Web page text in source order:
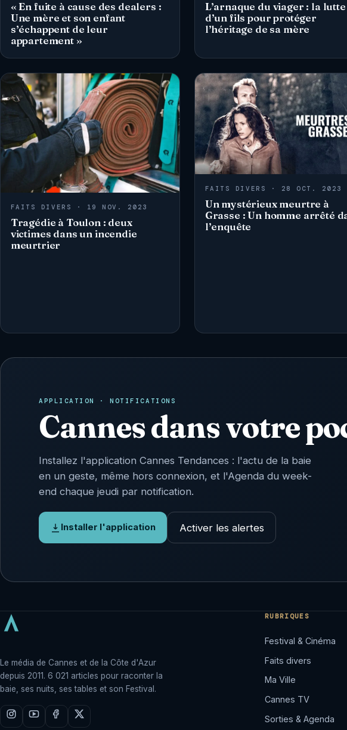
« En fuite à cause des dealers :
Une mère et son enfant
s’échappent de leur
appartement »
L’arnaque du viager : la lutte
d’un fils pour protéger
l’héritage de sa mère
FAITS DIVERS · 19 NOV. 2023
Tragédie à Toulon : deux
victimes dans un incendie
meurtrier
FAITS DIVERS · 28 OCT. 2023
Un mystérieux meurtre à
Grasse : Un homme arrêté
l’enquête
APPLICATION · NOTIFICATIONS
Cannes dans votre
Installez l'application Cannes Tendances : l'actu de la baie
en un geste, même hors connexion, et l'Agenda du week-
end chaque jeudi par notification.
Installer l'application Activer les alertes
Le média de Cannes et de la Côte d'Azur
depuis 2011. 6 021 articles pour raconter la
baie, ses nuits, ses tables et son Festival.
RUBRIQUES
Festival & Cinéma
Faits divers
Ma Ville
Cannes TV
Sorties & Agenda